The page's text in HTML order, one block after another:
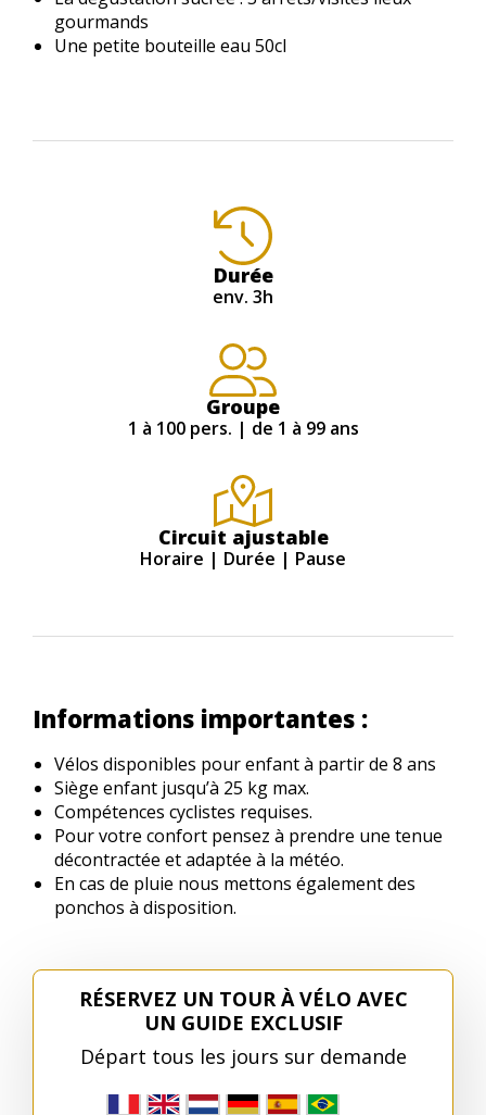
gourmands
Une petite bouteille eau 50cl
Durée
env. 3h
Groupe
1 à 100 pers. | de 1 à 99 ans
Circuit ajustable
Horaire | Durée | Pause
Informations importantes :
Vélos disponibles pour enfant à partir de 8 ans
Siège enfant jusqu’à 25 kg max.
Compétences cyclistes requises.
Pour votre confort pensez à prendre une tenue
décontractée et adaptée à la météo.
En cas de pluie nous mettons également des
ponchos à disposition.
RÉSERVEZ UN TOUR À VÉLO AVEC
UN GUIDE EXCLUSIF
Départ tous les jours sur demande